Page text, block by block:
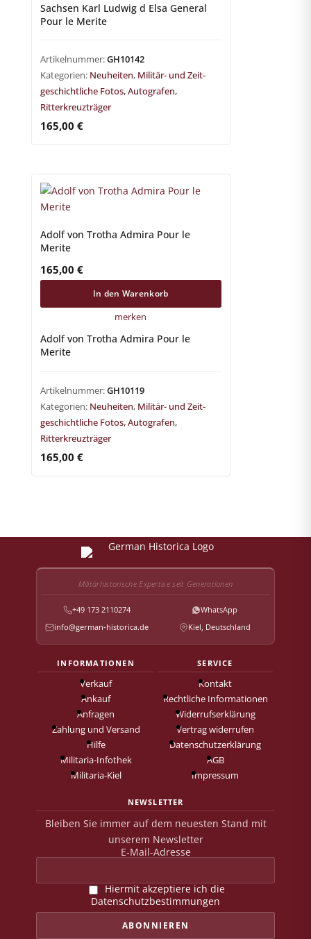
Sachsen Karl Ludwig d Elsa General
Pour le Merite
Artikelnummer:GH10142
Kategorien: Neuheiten, Militär- und Zeit-
geschichtliche Fotos, Autografen,
Ritterkreuzträger
165,00 €
Adolf von Trotha Admira Pour le
Merite
165,00 €
In den Warenkorb
merken
Adolf von Trotha Admira Pour le
Merite
Artikelnummer:GH10119
Kategorien: Neuheiten, Militär- und Zeit-
geschichtliche Fotos, Autografen,
Ritterkreuzträger
165,00 €
Militärhistorische Expertise seit Generationen
+49 173 2110274
WhatsApp
info@german-historica.de
Kiel, Deutschland
INFORMATIONEN
Verkauf
Ankauf
Anfragen
Zahlung und Versand
Hilfe
Militaria-Infothek
Militaria-Kiel
SERVICE
Kontakt
Rechtliche Informationen
Widerrufserklärung
Vertrag widerrufen
Datenschutzerklärung
AGB
Impressum
NEWSLETTER
Bleiben Sie immer auf dem neuesten Stand mit
unserem Newsletter
E-Mail-Adresse
Hiermit akzeptiere ich die
Datenschutzbestimmungen